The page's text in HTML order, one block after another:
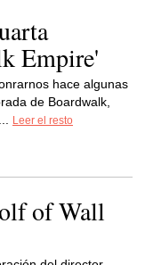
Empire'
hace algunas
de Boardwalk,
Leer el resto
of Wall